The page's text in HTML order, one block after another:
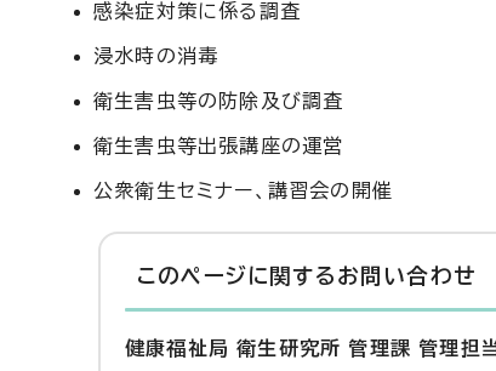
感染症対策に係る調査
浸水時の消毒
衛生害虫等の防除及び調査
衛生害虫等出張講座の運営
公衆衛生セミナー、講習会の開催
このページに関する お問い合わせ
健康福祉局 衛生研究所 管理課 管理担